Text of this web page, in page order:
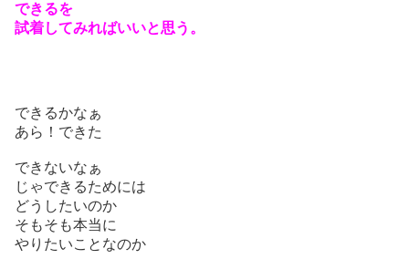
できるを
試着してみればいいと思う。
できるかなぁ
あら！できた
できないなぁ
じゃできるためには
どうしたいのか
そもそも本当に
やりたいことなのか